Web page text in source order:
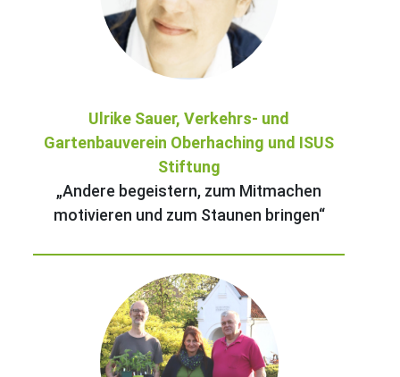
Ulrike Sauer, Verkehrs- und
Gartenbauverein Oberhaching und ISUS
Stiftung
„Andere begeistern, zum Mitmachen
motivieren und zum Staunen bringen“